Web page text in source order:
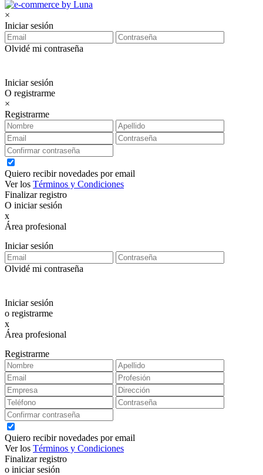
×
Iniciar sesión
Olvidé mi contraseña
Iniciar sesión
O registrarme
×
Registrarme
Quiero recibir novedades por email
Ver los Términos y Condiciones
Finalizar registro
O iniciar sesión
x
Área profesional
Iniciar sesión
Olvidé mi contraseña
Iniciar sesión
o registrarme
x
Área profesional
Registrarme
Quiero recibir novedades por email
Ver los Términos y Condiciones
Finalizar registro
o iniciar sesión